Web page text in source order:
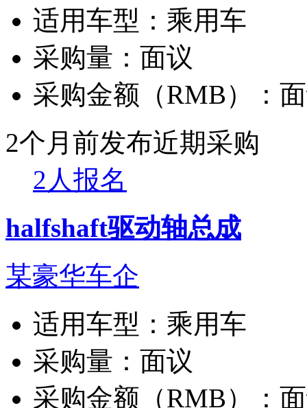
适用车型： 乘用车
采购量： 面议
采购金额（RMB）：
2个月前发布近期采购
2人报名
halfshaft驱动轴总成
某豪华车企
适用车型： 乘用车
采购量： 面议
采购金额（RMB）：